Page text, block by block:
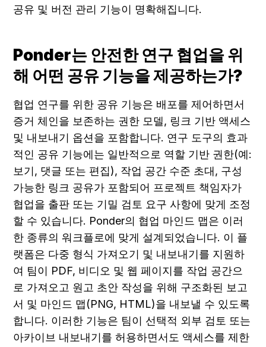
공유 및 버전 관리 기능이 명확해집니다.
Ponder는 안전한 연구 협업을 위
해 어떤 공유 기능을 제공하는가?
협업 연구를 위한 공유 기능은 배포를 제어하면서
증거 체인을 보존하는 권한 모델, 링크 기반 액세스
및 내보내기 옵션을 포함합니다. 연구 도구의 효과
적인 공유 기능에는 일반적으로 역할 기반 권한(예:
보기, 댓글 또는 편집), 작업 공간 수준 초대, 구성
가능한 링크 공유가 포함되어 프로젝트 책임자가
협업을 출판 또는 기밀 검토 요구 사항에 맞게 조정
할 수 있습니다. Ponder의 협업 마인드 맵은 이러
한 종류의 워크플로에 맞게 설계되었습니다. 이 플
랫폼은 다중 형식 가져오기 및 내보내기를 지원하
여 팀이 PDF, 비디오 및 웹 페이지를 작업 공간으
로 가져오고 원고 초안 작성을 위해 구조화된 보고
서 및 마인드 맵(PNG, HTML)을 내보낼 수 있도록
합니다. 이러한 기능은 팀이 선택적 외부 검토 또는
아카이브 내보내기를 허용하면서도 액세스를 제한